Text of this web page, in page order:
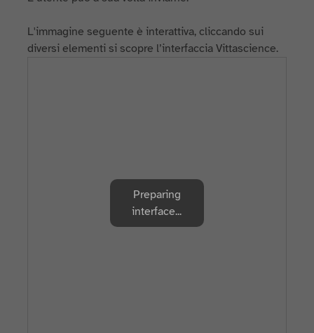
L'immagine seguente è interattiva, cliccando sui
diversi elementi si scopre l’interfaccia Vittascience.
Preparing
interface...